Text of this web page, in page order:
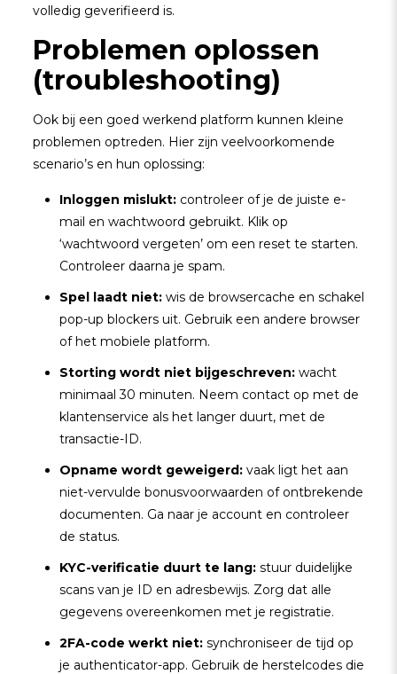
volledig geverifieerd is.
Problemen oplossen
(troubleshooting)
Ook bij een goed werkend platform kunnen kleine
problemen optreden. Hier zijn veelvoorkomende
scenario’s en hun oplossing:
Inloggen mislukt:controleer of je de juiste e-
mail en wachtwoord gebruikt. Klik op
‘wachtwoord vergeten’ om een reset te starten.
Controleer daarna je spam.
Spel laadt niet:wis de browsercache en schakel
pop-up blockers uit. Gebruik een andere browser
of het mobiele platform.
Storting wordt niet bijgeschreven:wacht
minimaal 30 minuten. Neem contact op met de
klantenservice als het langer duurt, met de
transactie-ID.
Opname wordt geweigerd:vaak ligt het aan
niet-vervulde bonusvoorwaarden of ontbrekende
documenten. Ga naar je account en controleer
de status.
KYC-verificatie duurt te lang:stuur duidelijke
scans van je ID en adresbewijs. Zorg dat alle
gegevens overeenkomen met je registratie.
2FA-code werkt niet:synchroniseer de tijd op
je authenticator-app. Gebruik de herstelcodes die